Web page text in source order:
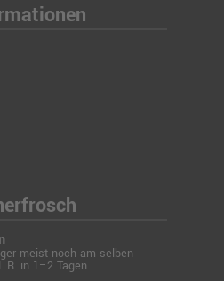
meist noch am selben
R. in 1–2 Tagen